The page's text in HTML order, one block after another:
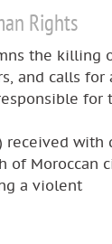
Rights
the killing
and calls for
for
received with
of Moroccan
a violent